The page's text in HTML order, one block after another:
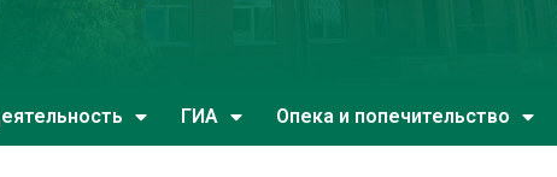
ГИА Опека и попечительство